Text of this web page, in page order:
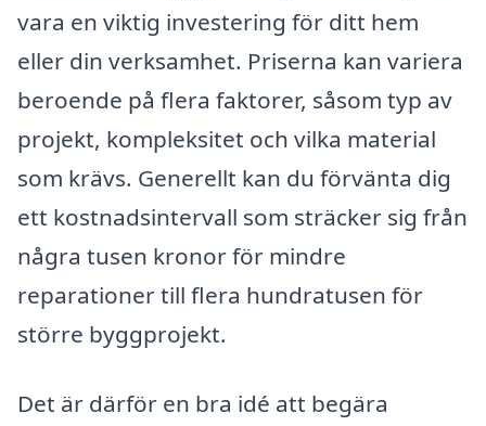
vara en viktig investering för ditt hem
eller din verksamhet. Priserna kan variera
beroende på flera faktorer, såsom typ av
projekt, kompleksitet och vilka material
som krävs. Generellt kan du förvänta dig
ett kostnadsintervall som sträcker sig från
några tusen kronor för mindre
reparationer till flera hundratusen för
större byggprojekt.
Det är därför en bra idé att begära